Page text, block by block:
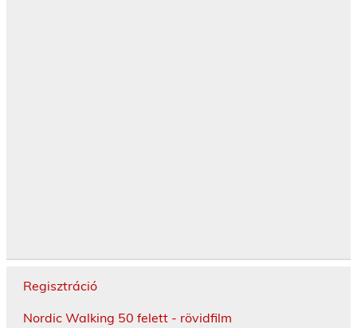
Regisztráció
Nordic Walking 50 felett - rövidfilm